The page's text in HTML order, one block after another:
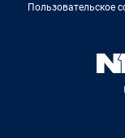
Пользовательское